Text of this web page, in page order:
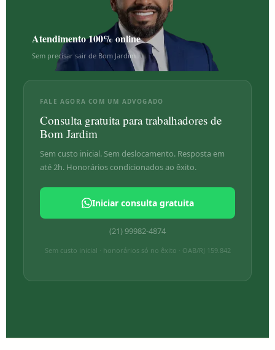
Atendimento 100% online
Sem precisar sair de Bom Jardim
FALE AGORA COM UM ADVOGADO
Consulta gratuita para trabalhadores de
Bom Jardim
Sem custo inicial. Sem deslocamento. Resposta em
até 2h. Honorários condicionados ao êxito.
Iniciar consulta gratuita
(21) 99982-4874
Sem custo inicial · honorários só no êxito · OAB/RJ 159.842